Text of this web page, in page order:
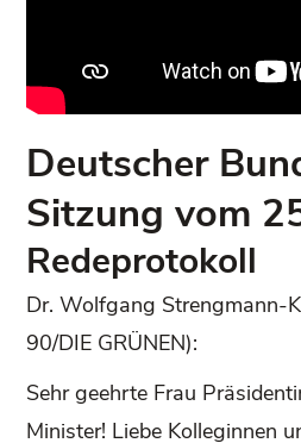
Deutscher
Sitzung vom
Redeprotokoll
Dr. Wolfgang Strengmann-
90/DIE GRÜNEN):
Sehr geehrte Frau
Minister! Liebe Kolleginnen